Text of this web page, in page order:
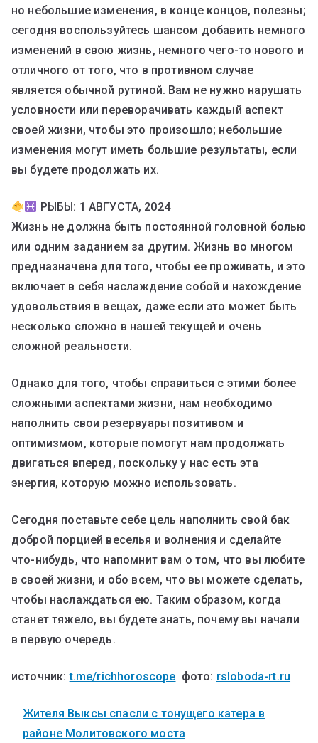
но небольшие изменения, в конце концов, полезны;
сегодня воспользуйтесь шансом добавить немного
изменений в свою жизнь, немного чего-то нового и
отличного от того, что в противном случае
является обычной рутиной. Вам не нужно нарушать
условности или переворачивать каждый аспект
своей жизни, чтобы это произошло; небольшие
изменения могут иметь большие результаты, если
вы будете продолжать их.
РЫБЫ: 1 АВГУСТА, 2024
Жизнь не должна быть постоянной головной болью
или одним заданием за другим. Жизнь во многом
предназначена для того, чтобы ее проживать, и это
включает в себя наслаждение собой и нахождение
удовольствия в вещах, даже если это может быть
несколько сложно в нашей текущей и очень
сложной реальности.
Однако для того, чтобы справиться с этими более
сложными аспектами жизни, нам необходимо
наполнить свои резервуары позитивом и
оптимизмом, которые помогут нам продолжать
двигаться вперед, поскольку у нас есть эта
энергия, которую можно использовать.
Сегодня поставьте себе цель наполнить свой бак
доброй порцией веселья и волнения и сделайте
что-нибудь, что напомнит вам о том, что вы любите
в своей жизни, и обо всем, что вы можете сделать,
чтобы наслаждаться ею. Таким образом, когда
станет тяжело, вы будете знать, почему вы начали
в первую очередь.
источник:t.me/richhoroscope фото: rsloboda-rt.ru
Жителя Выксы спасли с тонущего катера в
районе Молитовского моста